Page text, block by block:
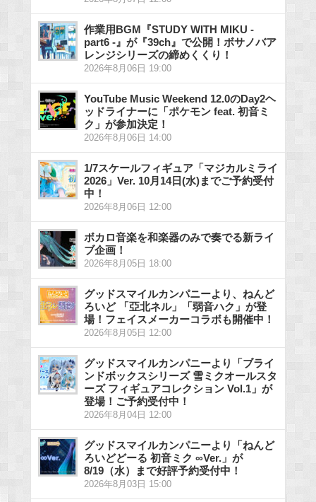
作業用BGM『STUDY WITH MIKU -
part6 -』が『39ch』で公開！ボサノバア
レンジシリーズの締めくくり！
2026年8月06日 19:00
YouTube Music Weekend 12.0のDay2ヘ
ッドライナーに「ポケモン feat. 初音ミ
ク」が参加決定！
2026年8月06日 14:00
1/7スケールフィギュア「マジカルミライ
2026」Ver. 10月14日(水)までご予約受付
中！
2026年8月06日 12:00
ボカロ音楽を和楽器のみで奏でる新ライ
ブ企画！
2026年8月05日 18:00
グッドスマイルカンパニーより、ねんど
ろいど 「亞北ネル」「弱音ハク」が登
場！フェイスメーカーコラボも開催中！
2026年8月05日 12:00
グッドスマイルカンパニーより「ブライ
ンドボックスシリーズ 雪ミクオールスタ
ーズ フィギュアコレクション Vol.1」が
登場！ご予約受付中！
2026年8月04日 12:00
グッドスマイルカンパニーより「ねんど
ろいどどーる 初音ミク ∞Ver.」が
8/19（水）まで好評予約受付中！
2026年8月03日 15:00